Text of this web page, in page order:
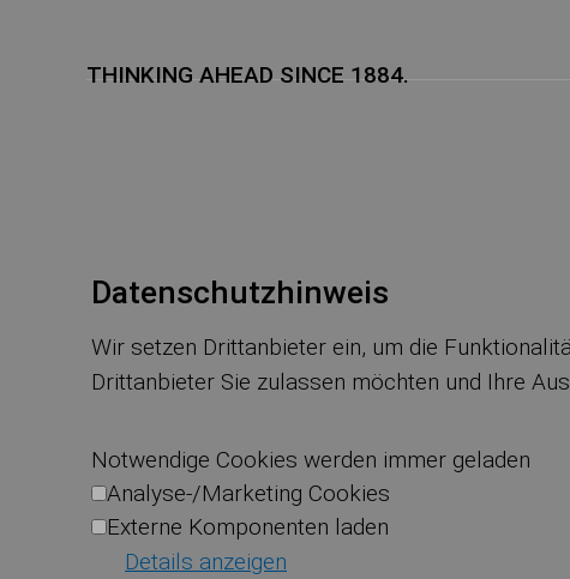
THINKING AHEAD SINCE 1884.
Datenschutzhinweis
Wir setzen Drittanbieter ein, um die
Drittanbieter Sie zulassen möchten und Ihre
Notwendige Cookies werden immer geladen
Analyse-/Marketing Cookies
Externe Komponenten laden
Details anzeigen